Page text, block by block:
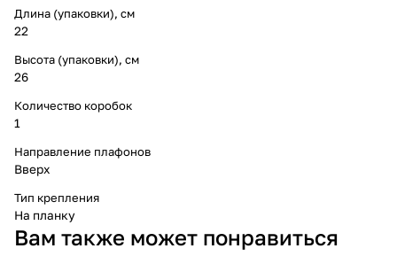
Длина (упаковки), см
22
Высота (упаковки), см
26
Количество коробок
1
Направление плафонов
Вверх
Тип крепления
На планку
Вам также может понравиться